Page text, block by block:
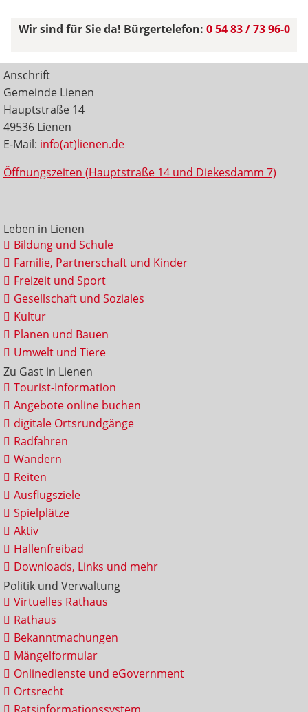
Wir sind für Sie da! Bürgertelefon: 0 54 83 / 73 96-0
Anschrift
Gemeinde Lienen
Hauptstraße 14
49536 Lienen
E-Mail: info(at)lienen.de
Öffnungszeiten (Hauptstraße 14 und Diekesdamm 7)
Leben in Lienen
Bildung und Schule
Familie, Partnerschaft und Kinder
Freizeit und Sport
Gesellschaft und Soziales
Kultur
Planen und Bauen
Umwelt und Tiere
Zu Gast in Lienen
Tourist-Information
Angebote online buchen
digitale Ortsrundgänge
Radfahren
Wandern
Reiten
Ausflugsziele
Spielplätze
Aktiv
Hallenfreibad
Downloads, Links und mehr
Politik und Verwaltung
Virtuelles Rathaus
Rathaus
Bekanntmachungen
Mängelformular
Onlinedienste und eGovernment
Ortsrecht